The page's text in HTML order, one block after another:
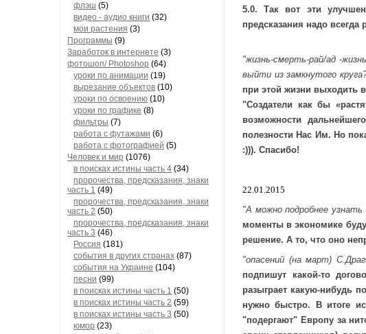
флэш (5)
видео - аудио книги (32)
мои растения (3)
Программы (9)
Заработок в интернете (3)
фотошоп/ Photoshop (64)
уроки по анимации (19)
вырезание объектов (10)
уроки по освоению (10)
уроки по графике (8)
фильтры (7)
работа с футажами (6)
работа с фотографией (5)
Человек и мир (1076)
в поисках истины часть 4 (34)
пророчества, предсказания, знаки
часть 1 (49)
пророчества, предсказания, знаки
часть 2 (50)
пророчества, предсказания, знаки
часть 3 (46)
Россия (181)
события в других странах (87)
события на Украине (104)
песни (99)
в поисках истины часть 1 (50)
в поисках истины часть 2 (59)
в поисках истины часть 3 (50)
юмор (23)
5.0. Так вот эти
предсказания надо всегда
"жизнь-смерть-рай/ад -
выйти из замкнутого
при этой жизни выходить
"Создатели как бы
возможности
полезности Нас Им. Но
:))). Спасибо!
22.01.2015
"А можно подробнее
моменты в экономике
решение. А то, что оно
"опасений (на март)
подпишут какой-то
разыграет какую-нибудь
нужно быстро. В итоге
"подергают" Европу за